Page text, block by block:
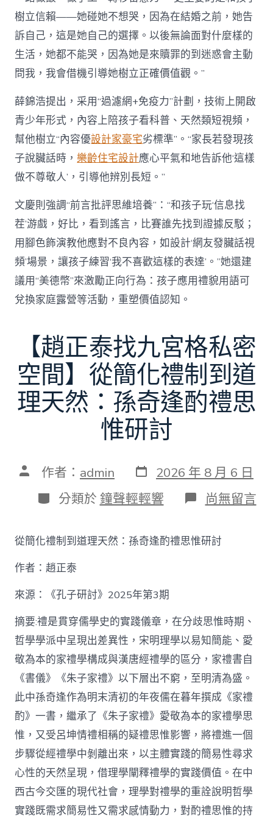
樹立信賴——她碰她不想哭，因為在結婚之前，她告
訴自己，這是她自己的選擇。以後無論面對什麼樣的
生活，她都不能哭，因為她是來贖罪的到迷惑會主動
問我，我會借機引導她樹立正確價值觀。”
薛錦浩提出，采用“過濾網+免疫力”計劃，技術上開啟
青少年形式，內容上陪孩子看科普、天然類短視頻，
幫他樹立“內容優設計家豪宅劣標準”。“家長若發現孩
子說臟話時，樂齡住宅設計應心平氣和地告訴他‘這樣
做不尊敬人’，引導他辨別長短。”
文慶則強調“前言批評思維培養”：“和孩子玩‘信息找
茬’游戲，好比，看到謠言，比賽誰先找到證據反駁；
用腳色飾演教他應對不良內容，如設計‘網友發臟話視
頻’場景，讓孩子練習‘我不喜歡這樣的表達’。”她還建
議用“美德幣”來激勵正向行為：孩子應用禮貌用語可
兌換家庭露營等活動，重塑價值認知。
【趙正泰找九宮格私密
空間】從簡化禮制到道
理天然：孫奇逢酌禮思
惟研討
文 作者： admin 發
表
日
期
2026 年 8 月 6 日
分
類
分類於 鐘聲輕輕響 在
〈【趙
泰
找
空
間】
從
簡
化
禮
制
到
道
理
天
然：
孫
奇
逢
酌
禮
尚無留言
從簡化禮制到道理天然：孫奇逢酌禮思惟研討
作者：趙正泰
來源：《孔子研討》2025年第3期
摘要:禮是貫穿儒學史的實踐儀章，在分歧思惟時期、
哲學學派中呈現出差異性，宋明理學以易知簡能、愛
敬為本的家禮學構成與漢唐經禮學的區分，家禮書自
《書儀》《朱子家禮》以下層出不窮，至明清為盛。
此中孫奇逢作為明末清初的年夜儒在暮年撰成《家禮
酌》一書，繼承了《朱子家禮》愛敬為本的家禮學思
惟，又受呂坤情禮相稱的疑禮思惟影響，將禮進一個
步驟從經禮學中剝離出來，以主體實踐的簡易性尋求
心性的天然呈現，借理學闡釋禮學的實踐價值。在中
西古今交匯的現代社會，理學對禮學的重詮說明哲學
實踐既需求簡易性又需求感情動力，對酌禮思惟的持